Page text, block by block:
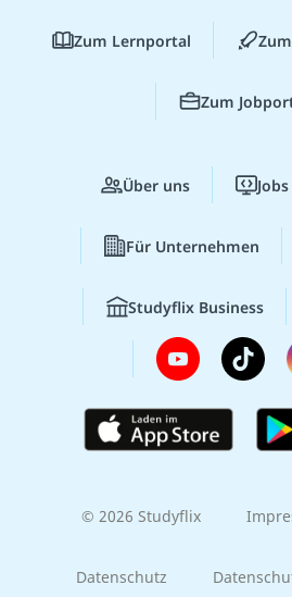
Zum Lernportal
Zum
Über uns
Für Unternehmen
Studyflix Business
© 2026 Studyflix
Datenschutz